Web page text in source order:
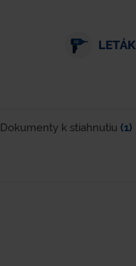
Dokumenty k stiahnutiu (1)